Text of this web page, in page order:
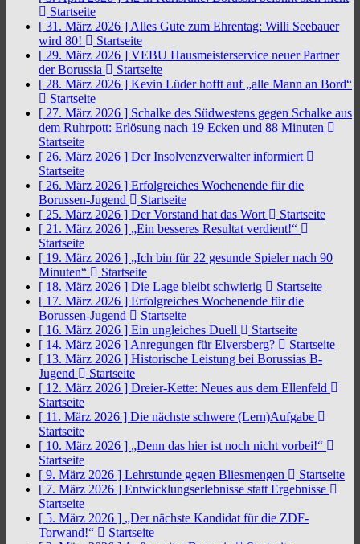
Startseite
[ 31. März 2026 ] Alles Gute zum Ehrentag: Willi Seebauer
wird 80!
Startseite
[ 29. März 2026 ] VEBU Hausmeisterservice neuer Partner
der Borussia
Startseite
[ 28. März 2026 ] Kevin Lüder hofft auf „alle Mann an Bord“
Startseite
[ 27. März 2026 ] Schalke des Südwestens gegen Schalke aus
dem Ruhrpott: Erlösung nach 19 Ecken und 88 Minuten
Startseite
[ 26. März 2026 ] Der Insolvenzverwalter informiert
Startseite
[ 26. März 2026 ] Erfolgreiches Wochenende für die
Borussen-Jugend
Startseite
[ 25. März 2026 ] Der Vorstand hat das Wort
Startseite
[ 21. März 2026 ] „Ein besseres Resultat verdient!“
Startseite
[ 19. März 2026 ] „Ich bin für 22 gesunde Spieler nach 90
Minuten“
Startseite
[ 18. März 2026 ] Die Lage bleibt schwierig
Startseite
[ 17. März 2026 ] Erfolgreiches Wochenende für die
Borussen-Jugend
Startseite
[ 16. März 2026 ] Ein ungleiches Duell
Startseite
[ 14. März 2026 ] Anregungen für Elversberg?
Startseite
[ 13. März 2026 ] Historische Leistung bei Borussias B-
Jugend
Startseite
[ 12. März 2026 ] Dreier-Kette: Neues aus dem Ellenfeld
Startseite
[ 11. März 2026 ] Die nächste schwere (Lern)Aufgabe
Startseite
[ 10. März 2026 ] „Denn das hier ist noch nicht vorbei!“
Startseite
[ 9. März 2026 ] Lehrstunde gegen Bliesmengen
Startseite
[ 7. März 2026 ] Entwicklungserlebnisse statt Ergebnisse
Startseite
[ 5. März 2026 ] „Der nächste Kandidat für die ZDF-
Torwand!“
Startseite